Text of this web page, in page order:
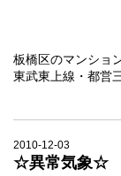
板橋区のマンショ
東武東上線・都営
2010-12-03
☆異常気象☆